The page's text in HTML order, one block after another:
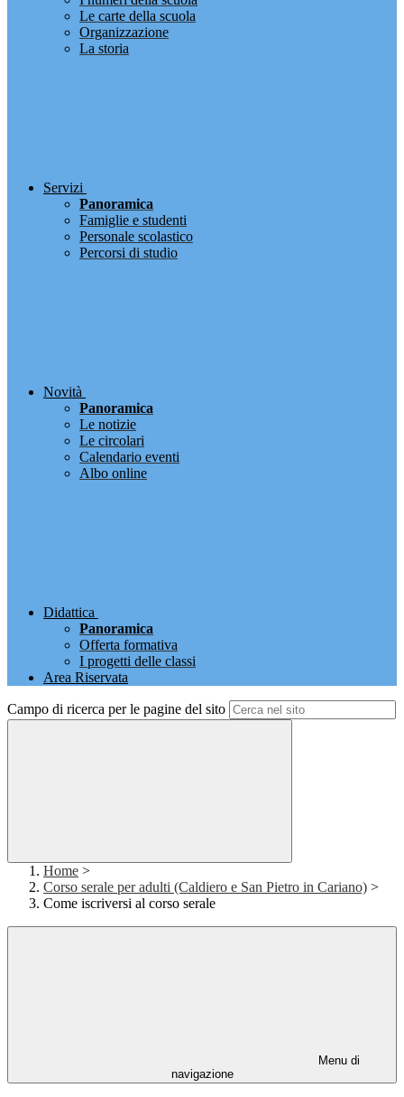
Le carte della scuola
Organizzazione
La storia
Servizi
Panoramica
Famiglie e studenti
Personale scolastico
Percorsi di studio
Novità
Panoramica
Le notizie
Le circolari
Calendario eventi
Albo online
Didattica
Panoramica
Offerta formativa
I progetti delle classi
Area Riservata
Campo di ricerca per le pagine del sito
Home >
Corso serale per adulti (Caldiero e San Pietro in Cariano) >
Come iscriversi al corso serale
Menu di
navigazione